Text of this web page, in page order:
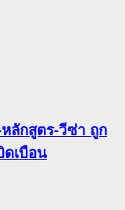
ลักสูตร-วีซ่า ถูก
เบือน